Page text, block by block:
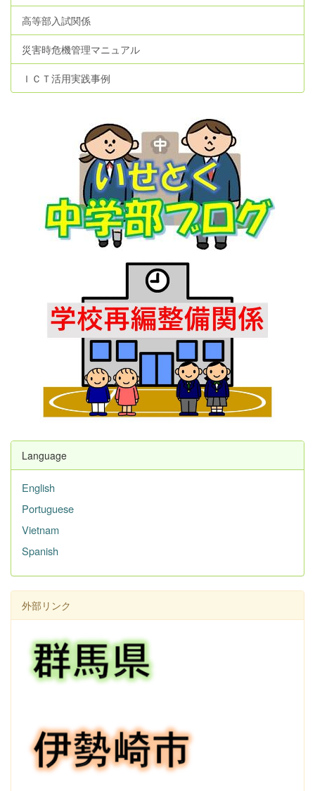
高等部入試関係
災害時危機管理マニュアル
ＩＣＴ活用実践事例
Language
English
Portuguese
Vietnam
Spanish
外部リンク